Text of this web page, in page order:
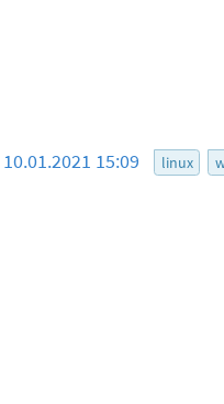
10.01.2021 15:09 linux